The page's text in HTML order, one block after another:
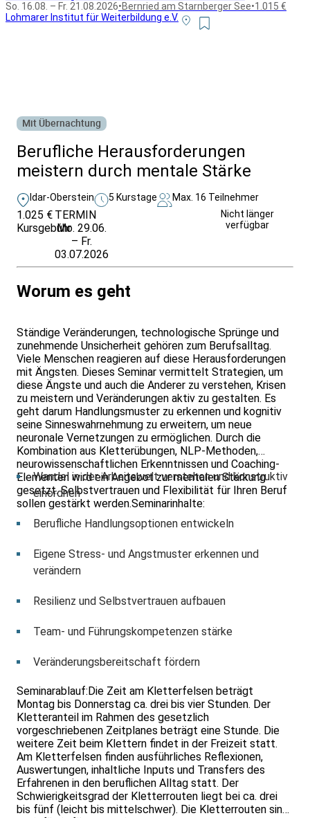
So. 16.08. – Fr. 21.08.2026•Bernried am Starnberger See•1.015 €
Lohmarer Institut für Weiterbildung e.V.
Mit Übernachtung
Berufliche Herausforderungen
meistern durch mentale Stärke
Idar-Oberstein 5 Kurstage Max. 16 Teilnehmer
1.025 €
Kursgebühr
TERMIN
Mo. 29.06.
– Fr.
03.07.2026
Nicht länger
verfügbar
Worum es geht
Ständige Veränderungen, technologische Sprünge und
zunehmende Unsicherheit gehören zum Berufsalltag.
Viele Menschen reagieren auf diese Herausforderungen
mit Ängsten. Dieses Seminar vermittelt Strategien, um
diese Ängste und auch die Anderer zu verstehen, Krisen
zu meistern und Veränderungen aktiv zu gestalten. Es
geht darum Handlungsmuster zu erkennen und kognitiv
seine Sinneswahrnehmung zu erweitern, um neue
neuronale Vernetzungen zu ermöglichen. Durch die
Kombination aus Kletterübungen, NLP-Methoden,
neurowissenschaftlichen Erkenntnissen und Coaching-
Elementen wird ein Angebot zur mentalen Stärkung
gesetzt. Selbstvertrauen und Flexibilität für Ihren Beruf
sollen gestärkt werden.Seminarinhalte:
Wandel in der Arbeitswelt verstehen und konstruktiv
einordnen
Berufliche Handlungsoptionen entwickeln
Eigene Stress- und Angstmuster erkennen und
verändern
Resilienz und Selbstvertrauen aufbauen
Team- und Führungskompetenzen stärke
Veränderungsbereitschaft fördern
Seminarablauf:Die Zeit am Kletterfelsen beträgt
Montag bis Donnerstag ca. drei bis vier Stunden. Der
Kletteranteil im Rahmen des gesetzlich
vorgeschriebenen Zeitplanes beträgt eine Stunde. Die
weitere Zeit beim Klettern findet in der Freizeit statt.
Am Kletterfelsen finden ausführliches Reflexionen,
Auswertungen, inhaltliche Inputs und Transfers des
Erfahrenen in den beruflichen Alltag statt. Der
Schwierigkeitsgrad der Kletterrouten liegt bei ca. drei
bis fünf (leicht bis mittelschwer). Die Kletter­routen sind